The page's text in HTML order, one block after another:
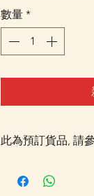
數量 *
此為預訂貨品, 請
採購及空運到香